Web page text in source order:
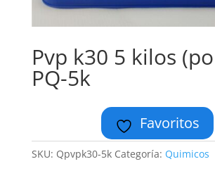
Pvp k30 5 kilos
PQ-5k
Favoritos
SKU: Qpvpk30-5k Categoría: Quimicos